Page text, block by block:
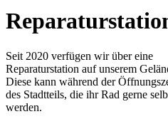
Seit 2020 verfügen wir über eine
Reparaturstation auf unserem
Diese kann während der
des Stadtteils, die ihr Rad gerne
werden.